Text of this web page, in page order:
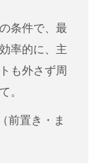
条件で、最
率的に、主
も外さず周
。
前置き・ま